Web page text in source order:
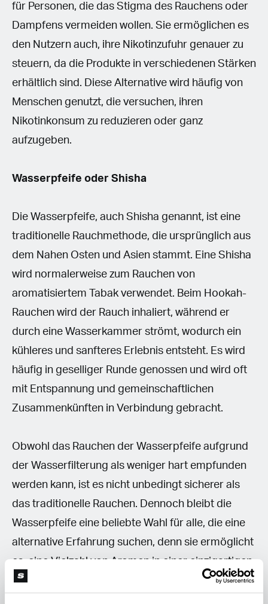
für Personen, die das Stigma des Rauchens oder
Dampfens vermeiden wollen. Sie ermöglichen es
den Nutzern auch, ihre Nikotinzufuhr genauer zu
steuern, da die Produkte in verschiedenen Stärken
erhältlich sind. Diese Alternative wird häufig von
Menschen genutzt, die versuchen, ihren
Nikotinkonsum zu reduzieren oder ganz
aufzugeben.
Wasserpfeife oder Shisha
Die Wasserpfeife, auch Shisha genannt, ist eine
traditionelle Rauchmethode, die ursprünglich aus
dem Nahen Osten und Asien stammt. Eine Shisha
wird normalerweise zum Rauchen von
aromatisiertem Tabak verwendet. Beim Hookah-
Rauchen wird der Rauch inhaliert, während er
durch eine Wasserkammer strömt, wodurch ein
kühleres und sanfteres Erlebnis entsteht. Es wird
häufig in geselliger Runde genossen und wird oft
mit Entspannung und gemeinschaftlichen
Zusammenkünften in Verbindung gebracht.
Obwohl das Rauchen der Wasserpfeife aufgrund
der Wasserfilterung als weniger hart empfunden
werden kann, ist es nicht unbedingt sicherer als
das traditionelle Rauchen. Dennoch bleibt die
Wasserpfeife eine beliebte Wahl für alle, die eine
alternative Erfahrung suchen, denn sie ermöglicht
es, eine Vielzahl von Aromen in einer einzigartigen
Umgebung zu genießen.